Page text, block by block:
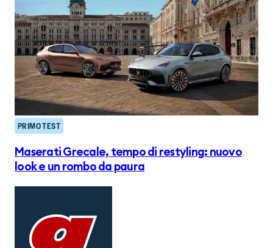
PRIMO TEST
Maserati Grecale, tempo di restyling: nuovo
look e un rombo da paura